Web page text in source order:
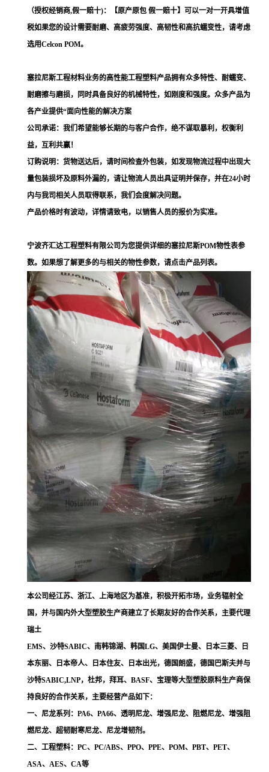
（授权经销商,假一赔十)：【原产原包 假一赔十】可以一对一开具增值
税如果您的设计需要耐磨、高疲劳强度、高韧性和高抗蠕变性，请考虑
选用Celcon POM。
塞拉尼斯工程材料业务的高性能工程塑料产品拥有众多特性、耐蠕变、
耐磨擦与磨损，同时具备良好的机械特性，如刚度和强度。众多产品为
各产业提供“面向性能的解决方案
公司承诺：我们希望能够长期的与客户合作，绝不谋取暴利，权衡利
益，互利共赢！
订购说明：货物送达后，请时间检查外包装，如发现物流过程中出现大
量包装损坏及原料外漏的，请让物流人员出具证明并保存，并在24小时
内与我司相关人员取得联系，我们会度解决问题。
产品价格时有波动，详情请致电，以销售人员的报价为实准。
宁波齐汇达工程塑料有限公司为您提供详细的塞拉尼斯POM物性表参
数。如果想了解更多的与相关的物性参数，请点击产品列表。
本公司经江苏、浙江、上海地区为基准，积极开拓市场，业务辐射全
国，并与国内外大型塑胶生产商建立了长期友好的合作关系，主要代理
瑞土
EMS、沙特SABIC、南韩锦湖、韩国LG、美国伊士曼、日本三菱、日
本东丽、日本帝人、日本住友、日本出光，德国朗盛，德国巴斯夫并与
沙特SABIC,LNP，杜邦，拜耳、BASF、宝理等大型塑胶原料生产商保
持良好的合作关系，主要经营产品如下：
一、尼龙系列：PA6、PA66、透明尼龙、增强尼龙、阻燃尼龙、增强阻
燃尼龙、超韧耐寒尼龙、尼龙增韧剂。
二、工程塑料：PC、PC/ABS、PPO、PPE、POM、PBT、PET、
ASA、AES、CA等